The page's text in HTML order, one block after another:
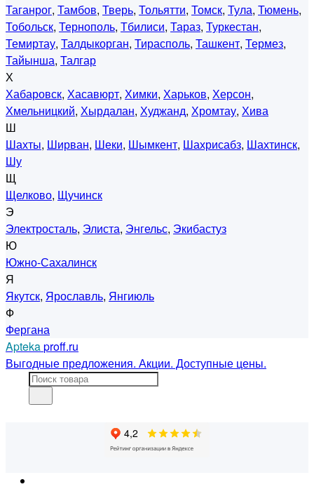
Таганрог, Тамбов, Тверь, Тольятти, Томск, Тула, Тюмень,
Тобольск, Тернополь, Тбилиси, Тараз, Туркестан,
Темиртау, Талдыкорган, Тирасполь, Ташкент, Термез,
Тайынша, Талгар
Х
Хабаровск, Хасавюрт, Химки, Харьков, Херсон,
Хмельницкий, Хырдалан, Худжанд, Хромтау, Хива
Ш
Шахты, Ширван, Шеки, Шымкент, Шахрисабз, Шахтинск,
Шу
Щ
Щелково, Щучинск
Э
Электросталь, Элиста, Энгельс, Экибастуз
Ю
Южно-Сахалинск
Я
Якутск, Ярославль, Янгиюль
Ф
Фергана
Aptekaproff.ru
Выгодные предложения. Акции. Доступные цены.